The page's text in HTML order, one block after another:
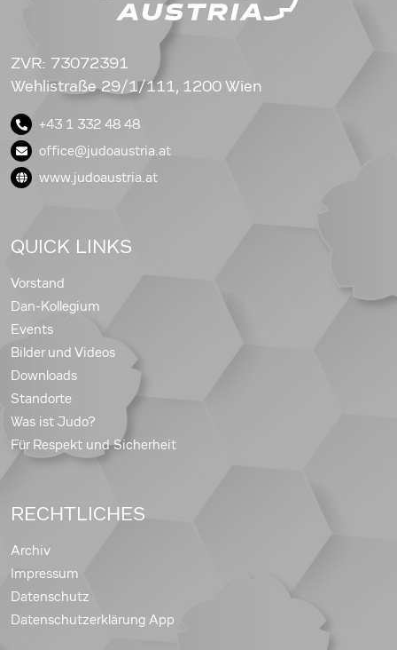
ZVR: 73072391
Wehlistraße 29/1/111, 1200 Wien
+43 1 332 48 48
office@judoaustria.at
www.judoaustria.at
QUICK LINKS
Vorstand
Dan-Kollegium
Events
Bilder und Videos
Downloads
Standorte
Was ist Judo?
Für Respekt und Sicherheit
RECHTLICHES
Archiv
Impressum
Datenschutz
Datenschutzerklärung App